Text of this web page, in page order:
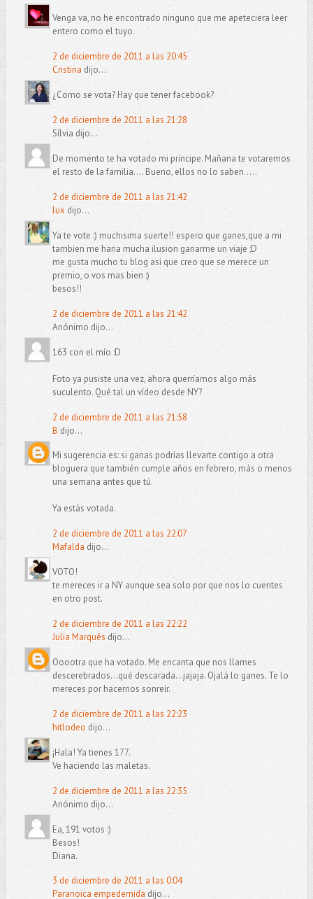
Venga va, no he encontrado ninguno que me apeteciera leer
entero como el tuyo.
2 de diciembre de 2011 a las 20:45
Cristina dijo...
¿Como se vota? Hay que tener facebook?
2 de diciembre de 2011 a las 21:28
Sílvia dijo...
De momento te ha votado mi príncipe. Mañana te votaremos
el resto de la familia.... Bueno, ellos no lo saben.....
2 de diciembre de 2011 a las 21:42
luxdijo...
Ya te vote :) muchisima suerte!! espero que ganes,que a mi
tambien me haria mucha ilusion ganarme un viaje ;D
me gusta mucho tu blog asi que creo que se merece un
premio, o vos mas bien :)
besos!!
2 de diciembre de 2011 a las 21:42
Anónimo dijo...
163 con el mío :D
Foto ya pusiste una vez, ahora querríamos algo más
suculento. Qué tal un vídeo desde NY?
2 de diciembre de 2011 a las 21:58
B dijo...
Mi sugerencia es: si ganas podrías llevarte contigo a otra
bloguera que también cumple años en febrero, más o menos
una semana antes que tú.
Ya estás votada.
2 de diciembre de 2011 a las 22:07
Mafalda dijo...
VOTO!
te mereces ir a NY aunque sea solo por que nos lo cuentes
en otro post.
2 de diciembre de 2011 a las 22:22
Julia Marqués dijo...
Ooootra que ha votado. Me encanta que nos llames
descerebrados...qué descarada...jajaja. Ojalá lo ganes. Te lo
mereces por hacernos sonreír.
2 de diciembre de 2011 a las 22:23
hitlodeo dijo...
¡Hala! Ya tienes 177.
Ve haciendo las maletas.
2 de diciembre de 2011 a las 22:35
Anónimo dijo...
Ea, 191 votos :)
Besos!
Diana.
3 de diciembre de 2011 a las 0:04
Paranoica empedernida dijo...